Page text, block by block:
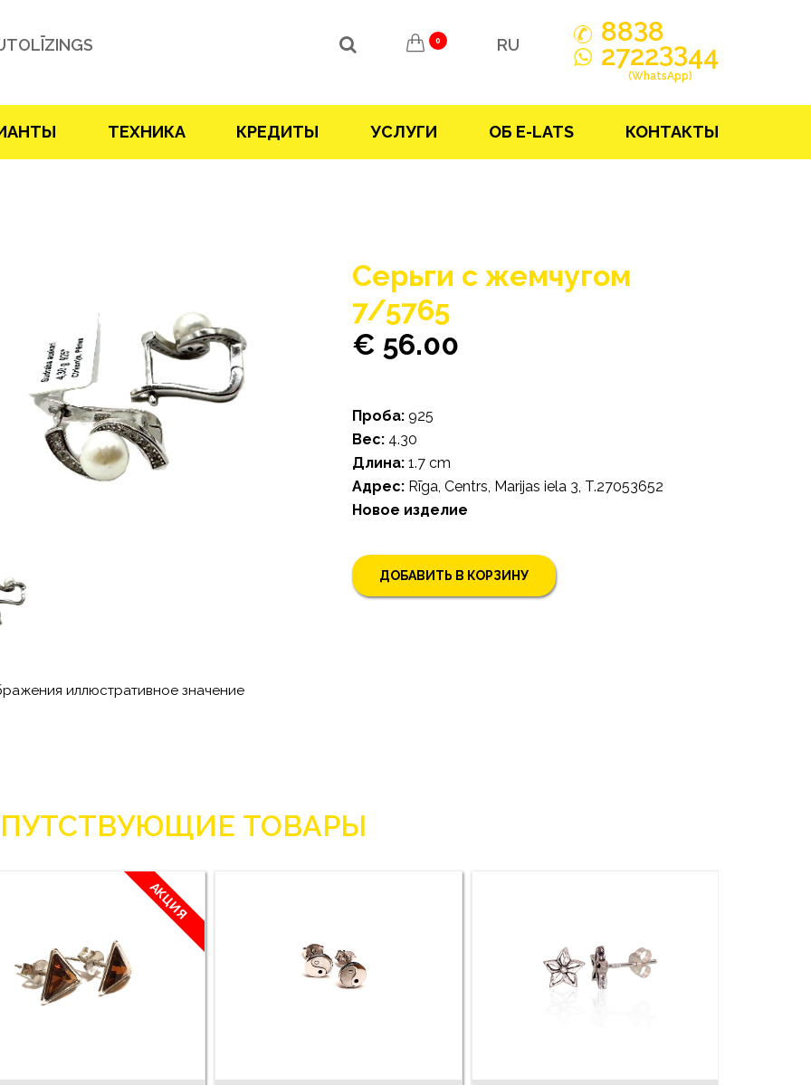
0 RU 8838
27223344
(WhatsApp)
ТЕХНИКА КРЕДИТЫ УСЛУГИ ОБ E-LATS КОНТАКТЫ
иллюстративное значение
Серьги с жемчугом
7/5765
€ 56.00
Проба: 925
Bес: 4.30
Длина: 1.7 cm
Адрес: Rīga, Centrs, Marijas iela 3, T.27053652
Новoe изделие
ДОБАВИТЬ В КОРЗИНУ
ТОВАРЫ
АКЦИЯ